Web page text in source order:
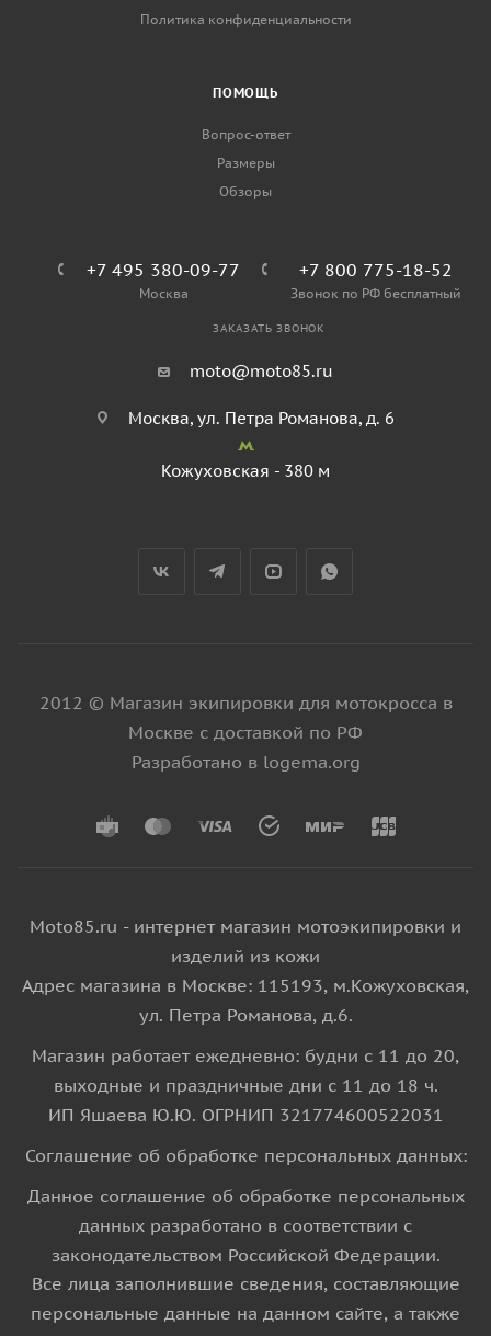
Политика конфиденциальности
ПОМОЩЬ
Вопрос-ответ
Размеры
Обзоры
+7 495 380-09-77
Москва
+7 800 775-18-52
Звонок по РФ бесплатный
ЗАКАЗАТЬ ЗВОНОК
moto@moto85.ru
Москва, ул. Петра Романова, д. 6
Кожуховская - 380 м
2012 © Магазин экипировки для мотокросса в
Москве с доставкой по РФ
Разработано в logema.org
Moto85.ru - интернет магазин мотоэкипировки и
изделий из кожи
Адрес магазина в Москве: 115193, м.Кожуховская,
ул. Петра Романова, д.6.
Магазин работает ежедневно: будни с 11 до 20,
выходные и праздничные дни с 11 до 18 ч.
ИП Яшаева Ю.Ю. ОГРНИП 321774600522031
Соглашение об обработке персональных данных:
Данное соглашение об обработке персональных
данных разработано в соответствии с
законодательством Российской Федерации.
Все лица заполнившие сведения, составляющие
персональные данные на данном сайте, а также